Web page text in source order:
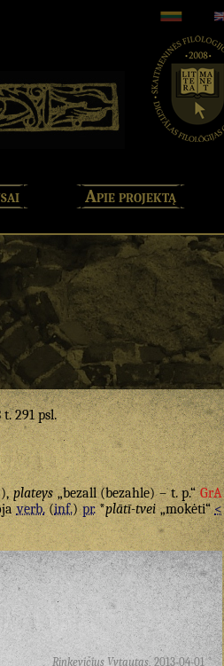
Apie projektą
291 psl.
plateys„bezall (bezahle) – t. p.“GrA
verb.(inf.)pr.*plātī-tvei„mokėti“<
Rinkevičius Vytautas,2013-04-01